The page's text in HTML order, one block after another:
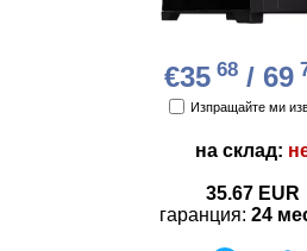
€35 68/ 69
Изпращайте ми
на склад:
35.67 EUR
гаранция: 24